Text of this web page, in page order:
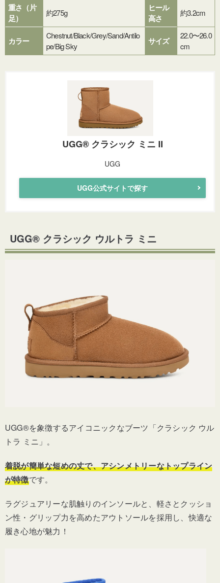
重さ（片
足）
約275g
ヒール
高さ
約3.2cm
カラー
Chestnut/Black/Grey/Sand/Antilo
pe/Big Sky
サイズ
22.0〜26.0
cm
UGG® クラシック ミニ II
UGG
UGG公式サイトで探す
UGG® クラシック ウルトラ ミニ
UGG®を象徴するアイコニックなブーツ「クラシック ウル
トラ ミニ」。
着脱が簡単な短めの丈で、アシンメトリーなトップライン
が特徴です。
ラグジュアリーな肌触りのインソールと、軽さとクッショ
ン性・グリップ力を高めたアウトソールを採用し、快適な
履き心地が魅力！